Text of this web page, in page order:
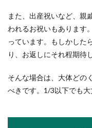
っ
また、出産祝いなど、親
われるお祝いもあります
っています。もしかした
り、お返しにそれ程期待
そんな場合は、大体どの
べきです。1/3以下でも大